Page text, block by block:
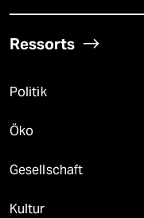
Ressorts
Politik
Öko
Gesellschaft
Kultur